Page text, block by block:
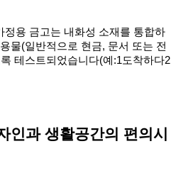
정용 금고는 내화성 소재를 통합하
물(일반적으로 현금, 문서 또는 전
테스트되었습니다(예:1도착하다2
인과 생활공간의 편의시